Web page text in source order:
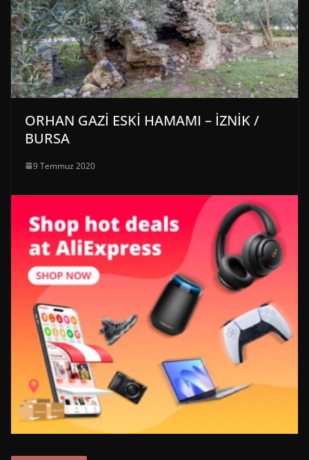
ORHAN GAZİ ESKİ HAMAMI – İZNİK /
BURSA
9 Temmuz 2020